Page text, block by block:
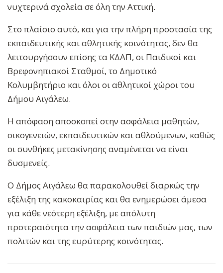
νυχτερινά σχολεία σε όλη την Αττική.
Στο πλαίσιο αυτό, και για την πλήρη προστασία της
εκπαιδευτικής και αθλητικής κοινότητας, δεν θα
λειτουργήσουν επίσης τα ΚΔΑΠ, οι Παιδικοί και
Βρεφονηπιακοί Σταθμοί, το Δημοτικό
Κολυμβητήριο και όλοι οι αθλητικοί χώροι του
Δήμου Αιγάλεω.
Η απόφαση αποσκοπεί στην ασφάλεια μαθητών,
οικογενειών, εκπαιδευτικών και αθλούμενων, καθώς
οι συνθήκες μετακίνησης αναμένεται να είναι
δυσμενείς.
Ο Δήμος Αιγάλεω θα παρακολουθεί διαρκώς την
εξέλιξη της κακοκαιρίας και θα ενημερώσει άμεσα
για κάθε νεότερη εξέλιξη, με απόλυτη
προτεραιότητα την ασφάλεια των παιδιών μας, των
πολιτών και της ευρύτερης κοινότητας.